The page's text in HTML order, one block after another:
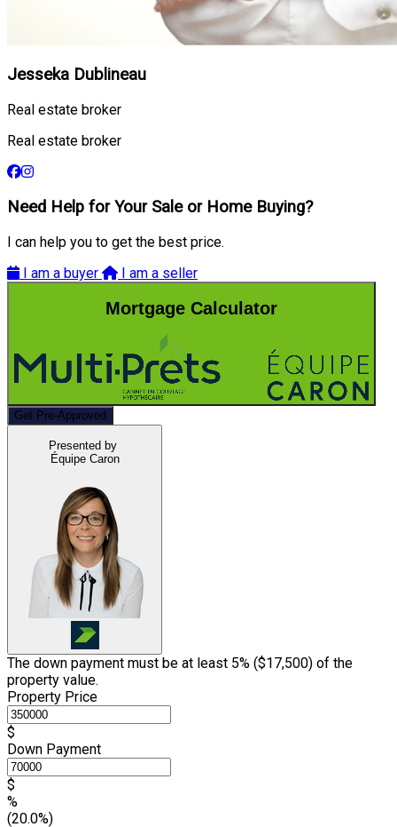
Jesseka Dublineau
Real estate broker
Real estate broker
Need Help for Your Sale or Home Buying?
I can help you to get the best price.
I am a buyer
I am a seller
Mortgage Calculator
Get Pre-Approved
Presented by
Équipe Caron
The down payment must be at least 5% ($17,500) of the
property value.
Property Price
$
Down Payment
$
%
(20.0%)